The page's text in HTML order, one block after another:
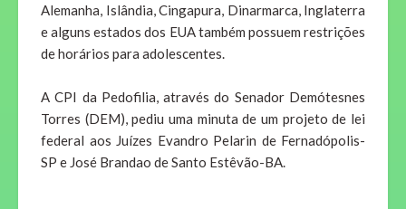
Alemanha, Islândia, Cingapura, Dinarmarca, Inglaterra
e alguns estados dos EUA também possuem restrições
de horários para adolescentes.
A CPI da Pedofilia, através do Senador Demótesnes
Torres (DEM), pediu uma minuta de um projeto de lei
federal aos Juízes Evandro Pelarin de Fernadópolis-
SP e José Brandao de Santo Estêvão-BA.